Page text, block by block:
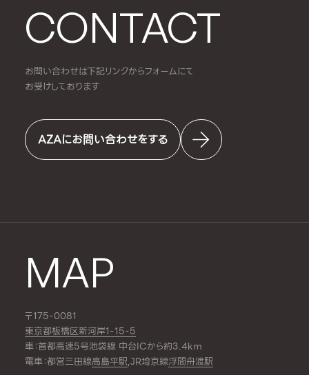
CONTACT
お問い合わせは下記リンクからフォームにて
お受けしております
AZAにお問い合わせをする
MAP
〒175-0081
東京都板橋区新河岸1-15-5
車：首都高速5号池袋線 中台ICから約3.4km
電車：都営三田線高島平駅,JR埼京線浮間舟渡駅